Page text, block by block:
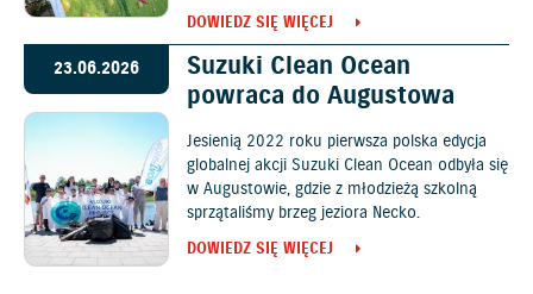
DOWIEDZ SIĘ WIĘCEJ
23.06.2026
Suzuki Clean Ocean
powraca do Augustowa
Jesienią 2022 roku pierwsza polska edycja
globalnej akcji Suzuki Clean Ocean odbyła się
w Augustowie, gdzie z młodzieżą szkolną
sprzątaliśmy brzeg jeziora Necko.
DOWIEDZ SIĘ WIĘCEJ